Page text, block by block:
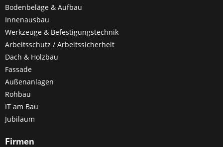
Bodenbeläge & Aufbau
Innenausbau
Werkzeuge & Befestigungstechnik
Arbeitsschutz / Arbeitssicherheit
Dach & Holzbau
Fassade
Außenanlagen
Rohbau
IT am Bau
Jubiläum
Firmen